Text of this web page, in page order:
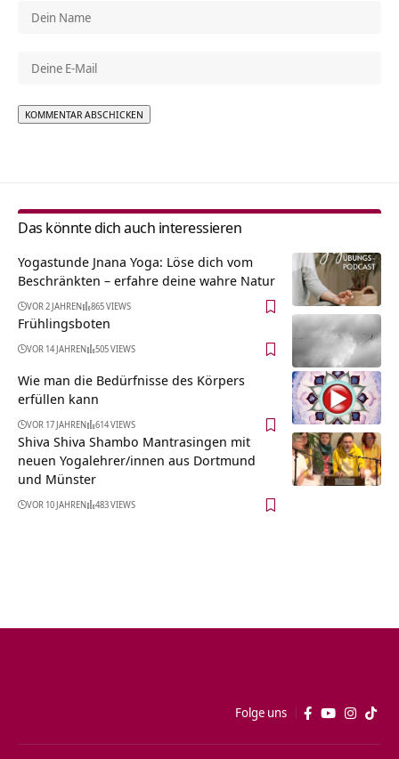
Das könnte dich auch interessieren
Yogastunde Jnana Yoga: Löse dich vom
Beschränkten – erfahre deine wahre Natur
VOR 2 JAHREN 865 VIEWS
Frühlingsboten
VOR 14 JAHREN 505 VIEWS
Wie man die Bedürfnisse des Körpers
erfüllen kann
VOR 17 JAHREN 614 VIEWS
Shiva Shiva Shambo Mantrasingen mit
neuen Yogalehrer/innen aus Dortmund
und Münster
VOR 10 JAHREN 483 VIEWS
Folge uns